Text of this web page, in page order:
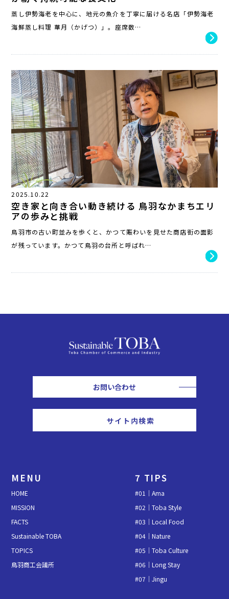
蒸し伊勢海老を中心に、地元の魚介を丁寧に届ける名店「伊勢海老
海鮮蒸し料理 華月（かげつ）」。座席数…
2025.10.22
空き家と向き合い動き続ける 鳥羽なかまちエリ
アの歩みと挑戦
鳥羽市の古い町並みを歩くと、かつて賑わいを見せた商店街の面影
が残っています。かつて鳥羽の台所と呼ばれ…
お問い合わせ
MENU
HOME
MISSION
FACTS
Sustainable TOBA
TOPICS
鳥羽商工会議所
7 TIPS
#01｜Ama
#02｜Toba Style
#03｜Local Food
#04｜Nature
#05｜Toba Culture
#06｜Long Stay
#07｜Jingu